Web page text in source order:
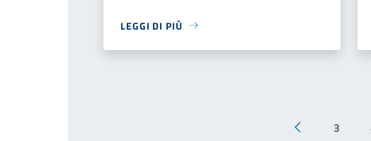
LEGGI DI PIÙ
Pagina
3